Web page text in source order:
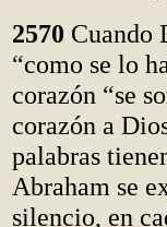
2570 Cuando
“como se lo
corazón “se
corazón a
palabras
Abraham se
silencio, en